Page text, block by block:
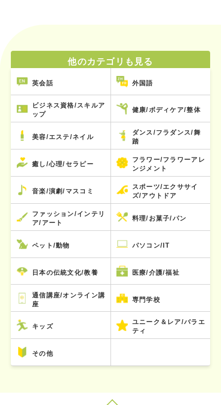
他のカテゴリも見る
英会話 外国語
ビジネス資格/スキルア
ップ
健康/ボディケア/整体
美容/エステ/ネイル
ダンス/フラダンス/舞
踏
癒し/心理/セラピー
フラワー/フラワーアレ
ンジメント
音楽/演劇/マスコミ
スポーツ/エクササイ
ズ/アウトドア
ファッション/インテリ
ア/アート
料理/お菓子/パン
ペット/動物 パソコン/IT
日本の伝統文化/教養 医療/介護/福祉
通信講座/オンライン講
座
専門学校
キッズ
ユニーク＆レア/バラエ
ティ
その他